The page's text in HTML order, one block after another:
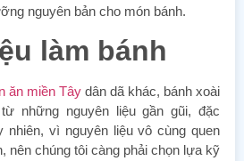
nguyên bản cho món bánh.
làm bánh
ăn miền Tây dân dã khác, bánh xoài
những nguyên liệu gần gũi, đặc
nhiên, vì nguyên liệu vô cùng quen
nên chúng tôi càng phải chọn lựa kỹ